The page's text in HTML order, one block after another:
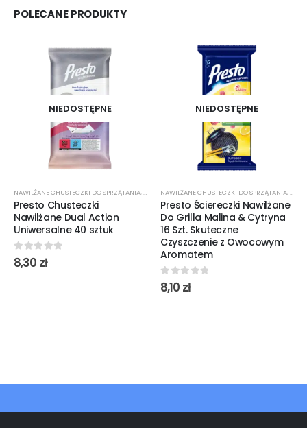
POLECANE PRODUKTY
NIEDOSTĘPNE
NAWILŻANE CHUSTECZKI DO SPRZĄTANIA,ŚRODKI CZYSTOŚCI
Presto Chusteczki
Nawilżane Dual Action
Uniwersalne 40 sztuk
0out of 5
8,30 zł
NIEDOSTĘPNE
NAWILŻANE CHUSTECZKI DO SPRZĄTANIA,
Presto Ściereczki Nawilżane
Do Grilla Malina & Cytryna
16 Szt. Skuteczne
Czyszczenie z Owocowym
Aromatem
0out of 5
8,10 zł